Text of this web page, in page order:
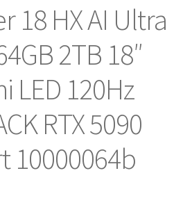
18 HX AI Ultra
2TB 18″
LED 120Hz
RTX 5090
10000064b